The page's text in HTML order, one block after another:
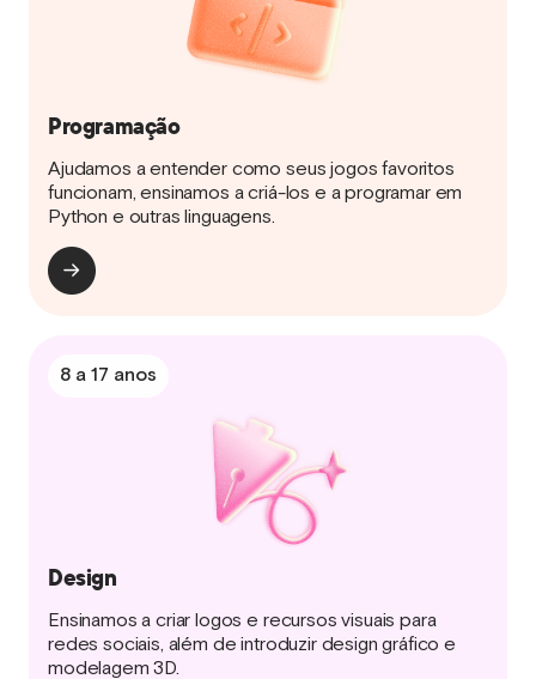
Programação
Ajudamos a entender como seus jogos favoritos
funcionam, ensinamos a criá-los e a programar em
Python e outras linguagens.
8 a 17 anos
Design
Ensinamos a criar logos e recursos visuais para
redes sociais, além de introduzir design gráfico e
modelagem 3D.